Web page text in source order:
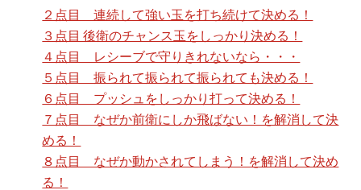
２点目 連続して強い玉を打ち続けて決める！
３点目 後衛のチャンス玉をしっかり決める！
４点目 レシーブで守りきれないなら・・・
５点目 振られて振られて振られても決める！
６点目 プッシュをしっかり打って決める！
７点目 なぜか前衛にしか飛ばない！を解消して決
める！
８点目 なぜか動かされてしまう！を解消して決め
る！